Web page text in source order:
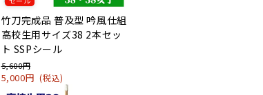
竹刀完成品 普及型 吟風仕組
高校生用サイズ38 2本セッ
ト SSPシール
5,600円
5,000円(税込)